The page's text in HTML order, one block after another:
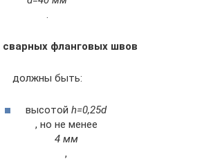
сварных фланговых швов
должны быть:
высотой h=0,25d
, но не менее
4 мм
,